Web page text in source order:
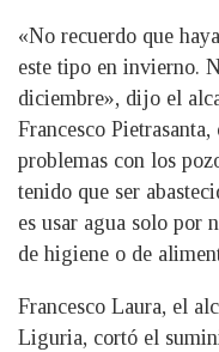
«No recuerdo que
este tipo en invierno.
diciembre», dijo el
Francesco
problemas con los
tenido que ser
es usar agua solo por
de higiene o de
Francesco Laura, el
Liguria, cortó el